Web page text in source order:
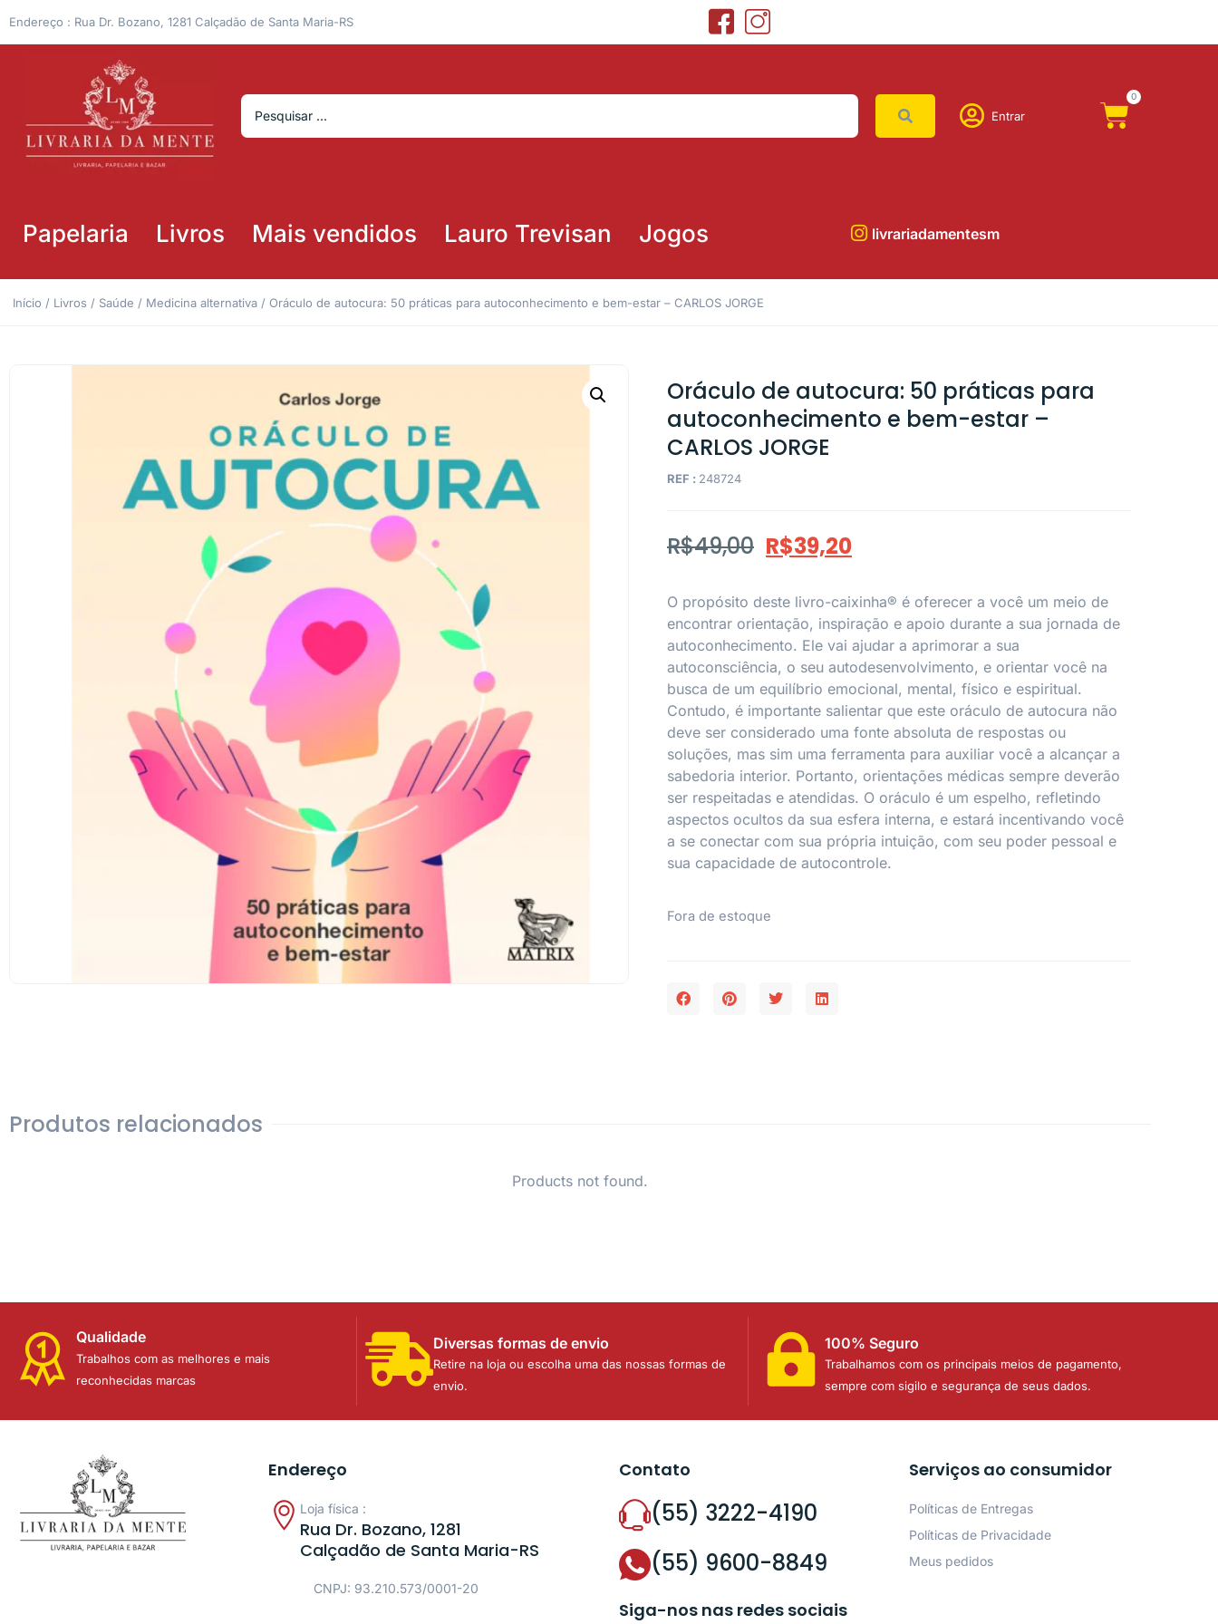
Endereço : Rua Dr. Bozano, 1281 Calçadão de Santa Maria-RS
Entrar
0
Papelaria Livros Mais vendidos Lauro Trevisan Jogos livrariadamentesm
Início / Livros / Saúde / Medicina alternativa / Oráculo de autocura: 50 práticas para autoconhecimento e bem-estar – CARLOS JORGE
Oráculo de autocura: 50 práticas para
autoconhecimento e bem-estar –
CARLOS JORGE
REF : 248724
R$49,00 R$39,20
O propósito deste livro-caixinha® é oferecer a você um meio de
encontrar orientação, inspiração e apoio durante a sua jornada de
autoconhecimento. Ele vai ajudar a aprimorar a sua
autoconsciência, o seu autodesenvolvimento, e orientar você na
busca de um equilíbrio emocional, mental, físico e espiritual.
Contudo, é importante salientar que este oráculo de autocura não
deve ser considerado uma fonte absoluta de respostas ou
soluções, mas sim uma ferramenta para auxiliar você a alcançar a
sabedoria interior. Portanto, orientações médicas sempre deverão
ser respeitadas e atendidas. O oráculo é um espelho, refletindo
aspectos ocultos da sua esfera interna, e estará incentivando você
a se conectar com sua própria intuição, com seu poder pessoal e
sua capacidade de autocontrole.
Fora de estoque
Produtos relacionados
Products not found.
Qualidade
Trabalhos com as melhores e mais
reconhecidas marcas
Diversas formas de envio
Retire na loja ou escolha uma das nossas formas de
envio.
100% Seguro
Trabalhamos com os principais meios de pagamento,
sempre com sigilo e segurança de seus dados.
Endereço
Loja física :
Rua Dr. Bozano, 1281
Calçadão de Santa Maria-RS
CNPJ: 93.210.573/0001-20
Contato
(55) 3222-4190
(55) 9600-8849
Siga-nos nas redes sociais
Serviços ao consumidor
Políticas de Entregas
Políticas de Privacidade
Meus pedidos